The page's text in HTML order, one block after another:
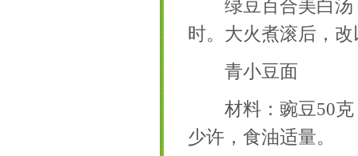
绿豆百合美白汤
时。大火煮滚后，
青小豆面
材料：豌豆50克
少许，食油适量。